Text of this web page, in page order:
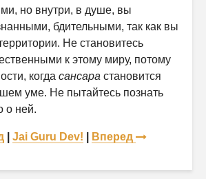
но внутри, в душе, вы
бдительными, так как вы
Не становитесь
к этому миру, потому
когда сансара становится
уме. Не пытайтесь познать
о ней.
| Jai Guru Dev! Вперед